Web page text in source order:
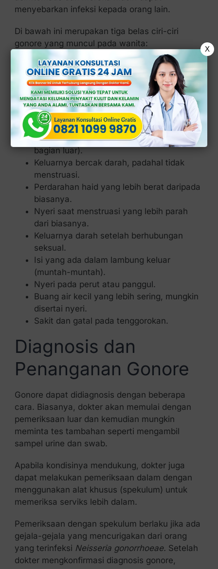
menyebarkan infeksi kepada orang lain.
Di bawah ini merupakan tiga belas ciri-ciri
gonore yang muncul pada wanita:
Keputihanlebih banyak daripada biasanya.
Keputihan abnormaldengan cairan yang
berwarna kuning atau hijau.
Nyeri selama berhubungan badan dengan
pasangan.
Suhu tubuh mengalami kenaikan (demam).
Pembengkakan pada vulva (genitalia
bagian luar).
Keluarnya bercak darah, padahal tidak
menstruasi.
Perdarahan haid yang lebih berat daripada
biasanya.
Nyeri saat menstruasi yang lebih parah
dari biasanya.
Keluarnya darah setelah berhubungan
seksual.
Isi yang ada dalam lambung keluar
(muntah-muntah).
Nyeri pada perut atau panggul.
Buang air kecil yang lebih sering, mungkin
disertai nyeri.
Sakit dan gatal pada tenggorokan.
Diagnosis dan
Penanganan Gonore
Gonore dapat didiagnosis dengan beberapa
cara. Biasanya, dokter akan memulai dengan
pemeriksaan luar dan kemudian mungkin
meminta tes tambahan seperti mengambil
sampel urine dan swab.
Apabila kondisinya mendukung, dokter juga
dapat melakukan pemeriksaan dalam dengan
menggunakan alat khusus (spekulum) untuk
memeriksa serviks lebih dalam.
Pemeriksaan dengan spekulum berlaku jika ada
gejala-gejala yang mencurigakan dari orang
yang terinfeksi Neisseria gonorrhoeae. Setelah
dokter mengkonfirmasi diagnosis gonore,
X